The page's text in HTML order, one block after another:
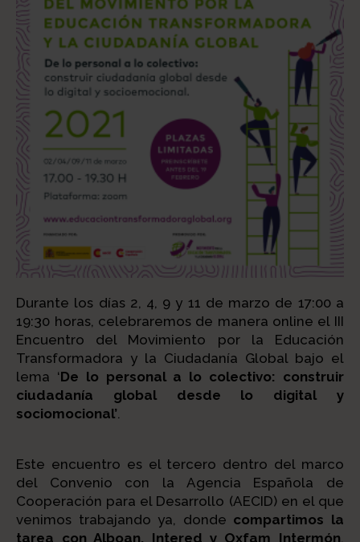
Durante los días 2, 4, 9 y 11 de marzo de 17:00 a
19:30 horas, celebraremos de manera online el III
Encuentro del Movimiento por la Educación
Transformadora y la Ciudadanía Global bajo el
lema ‘De lo personal a lo colectivo: construir
ciudadanía global desde lo digital y
sociomocional’.
Este encuentro es el tercero dentro del marco
del Convenio con la Agencia Española de
Cooperación para el Desarrollo (AECID) en el que
venimos trabajando ya, donde compartimos la
tarea con Alboan, Intered y Oxfam Intermón.